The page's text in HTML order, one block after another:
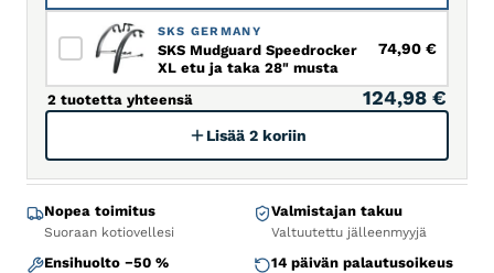
SKS GERMANY
SKS Mudguard Speedrocker
XL etu ja taka 28" musta
74,90 €
2 tuotetta yhteensä 124,98 €
Lisää 2 koriin
Nopea toimitus
Suoraan kotiovellesi
Valmistajan takuu
Valtuutettu jälleenmyyjä
Ensihuolto −50 % 14 päivän palautusoikeus